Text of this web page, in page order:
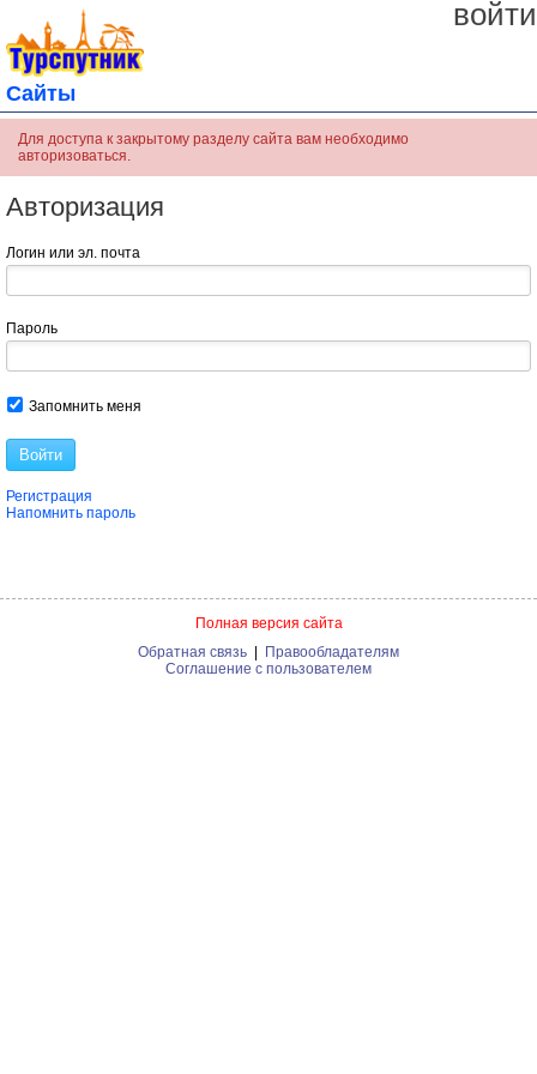
войти
Сайты
Для доступа к закрытому разделу сайта вам необходимо
авторизоваться.
Авторизация
Логин или эл. почта
Пароль
Запомнить меня
Войти
Регистрация
Напомнить пароль
Полная версия сайта
Обратная связь | Правообладателям
Соглашение с пользователем